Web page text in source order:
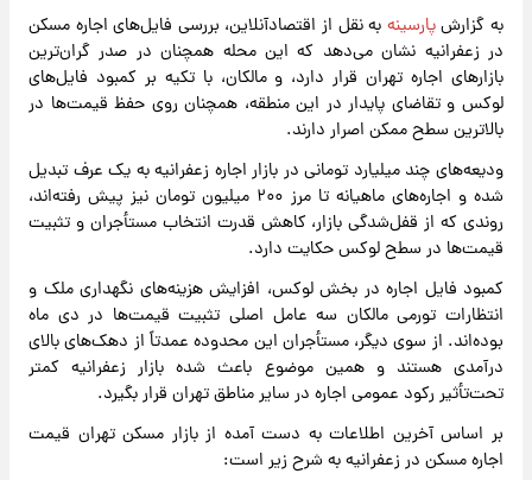
به گزارشپارسینه به نقل از اقتصادآنلاین، بررسی فایل‌های اجاره مسکن
در زعفرانیه نشان می‌دهد که این محله همچنان در صدر گران‌ترین
بازارهای اجاره تهران قرار دارد، و مالکان، با تکیه بر کمبود فایل‌های
لوکس و تقاضای پایدار در این منطقه، همچنان روی حفظ قیمت‌ها در
بالاترین سطح ممکن اصرار دارند.
ودیعه‌های چند میلیارد تومانی در بازار اجاره زعفرانیه به یک عرف تبدیل
شده و اجاره‌های ماهیانه تا مرز ۲۰۰ میلیون تومان نیز پیش رفته‌اند،
روندی که از قفل‌شدگی بازار، کاهش قدرت انتخاب مستأجران و تثبیت
قیمت‌ها در سطح لوکس حکایت دارد.
کمبود فایل اجاره در بخش لوکس، افزایش هزینه‌های نگهداری ملک و
انتظارات تورمی مالکان سه عامل اصلی تثبیت قیمت‌ها در دی‌ ماه
بوده‌اند. از سوی دیگر، مستأجران این محدوده عمدتاً از دهک‌های بالای
درآمدی هستند و همین موضوع باعث شده بازار زعفرانیه کمتر
تحت‌تأثیر رکود عمومی اجاره در سایر مناطق تهران قرار بگیرد.
بر اساس آخرین اطلاعات به دست آمده از بازار مسکن تهران قیمت
اجاره مسکن در زعفرانیه به شرح زیر است: